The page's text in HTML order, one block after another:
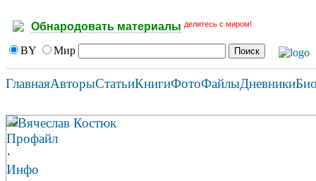
Обнародовать материалы делитесь с миром!
BY Мир
ГлавнаяАвторыСтатьиКнигиФотоФайлыДневники
Вячеслав Костюк
Профайл
·
Инфо